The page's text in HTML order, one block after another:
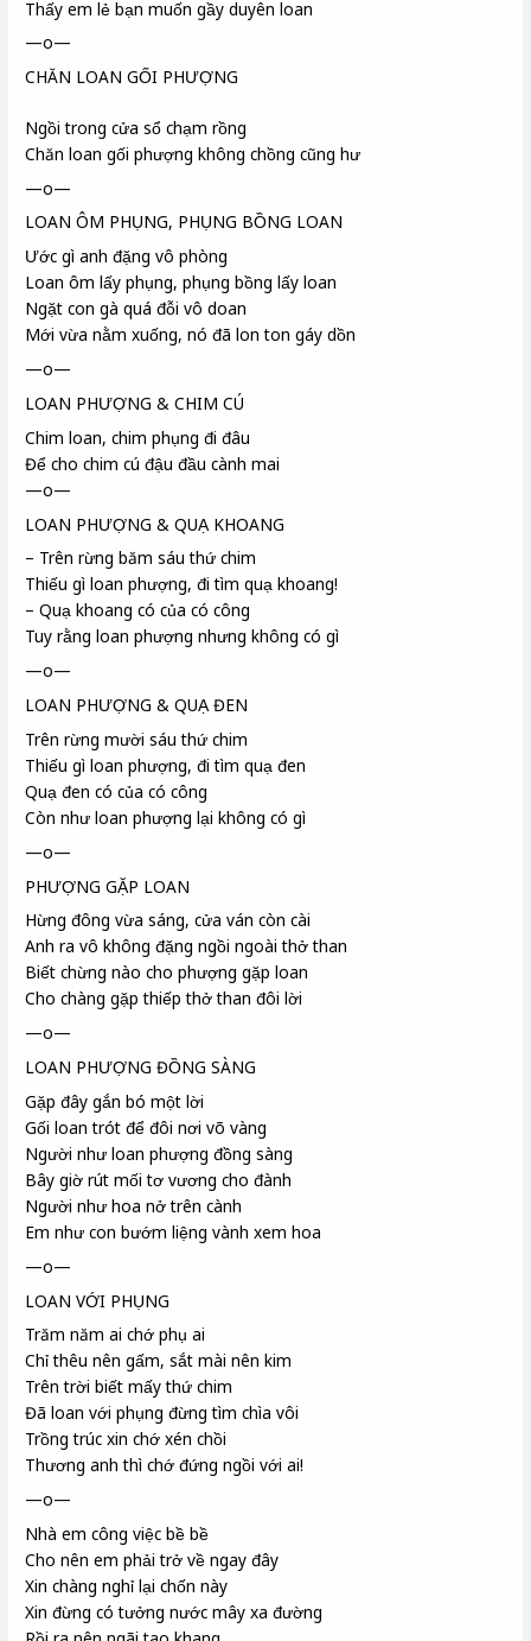
Thấy em lẻ bạn muốn gầy duyên loan
—o—
CHĂN LOAN GỐI PHƯỢNG
Ngồi trong cửa sổ chạm rồng
Chăn loan gối phượng không chồng cũng hư
—o—
LOAN ÔM PHỤNG, PHỤNG BỒNG LOAN
Ước gì anh đặng vô phòng
Loan ôm lấy phụng, phụng bồng lấy loan
Ngặt con gà quá đỗi vô doan
Mới vừa nằm xuống, nó đã lon ton gáy dồn
—o—
LOAN PHƯỢNG & CHIM CÚ
Chim loan, chim phụng đi đâu
Để cho chim cú đậu đầu cành mai
—o—
LOAN PHƯỢNG & QUẠ KHOANG
– Trên rừng băm sáu thứ chim
Thiếu gì loan phượng, đi tìm quạ khoang!
– Quạ khoang có của có công
Tuy rằng loan phượng nhưng không có gì
—o—
LOAN PHƯỢNG & QUẠ ĐEN
Trên rừng mười sáu thứ chim
Thiếu gì loan phượng, đi tìm quạ đen
Quạ đen có của có công
Còn như loan phượng lại không có gì
—o—
PHƯỢNG GẶP LOAN
Hừng đông vừa sáng, cửa ván còn cài
Anh ra vô không đặng ngồi ngoài thở than
Biết chừng nào cho phượng gặp loan
Cho chàng gặp thiếp thở than đôi lời
—o—
LOAN PHƯỢNG ĐỒNG SÀNG
Gặp đây gắn bó một lời
Gối loan trót để đôi nơi võ vàng
Người như loan phượng đồng sàng
Bây giờ rút mối tơ vương cho đành
Người như hoa nở trên cành
Em như con bướm liệng vành xem hoa
—o—
LOAN VỚI PHỤNG
Trăm năm ai chớ phụ ai
Chỉ thêu nên gấm, sắt mài nên kim
Trên trời biết mấy thứ chim
Đã loan với phụng đừng tìm chìa vôi
Trồng trúc xin chớ xén chồi
Thương anh thì chớ đứng ngồi với ai!
—o—
Nhà em công việc bề bề
Cho nên em phải trở về ngay đây
Xin chàng nghỉ lại chốn này
Xin đừng có tưởng nước mây xa đường